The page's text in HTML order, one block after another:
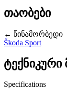
თაობები
← წინამორბედი
Škoda Sport
ტექნიკური
Specifications